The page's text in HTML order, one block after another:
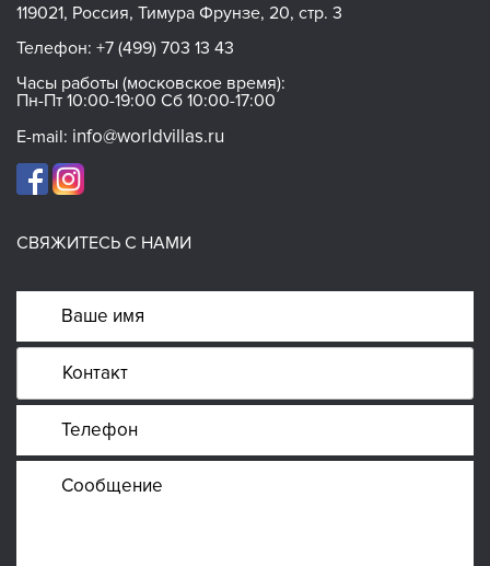
119021, Россия, Тимура Фрунзе, 20, стр. 3
Телефон: +7 (499) 703 13 43
Часы работы (московское время):
Пн-Пт 10:00-19:00 Сб 10:00-17:00
E-mail: info@worldvillas.ru
СВЯЖИТЕСЬ С НАМИ